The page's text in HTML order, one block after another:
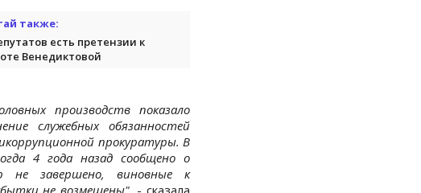
также:
есть претензии к
Венедиктовой
производств показало
служебных обязанностей
прокуратуры. В
4 года назад сообщено о
не завершено, виновные к
не возмещены", - сказала